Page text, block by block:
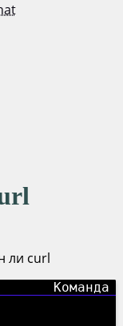
ли curl